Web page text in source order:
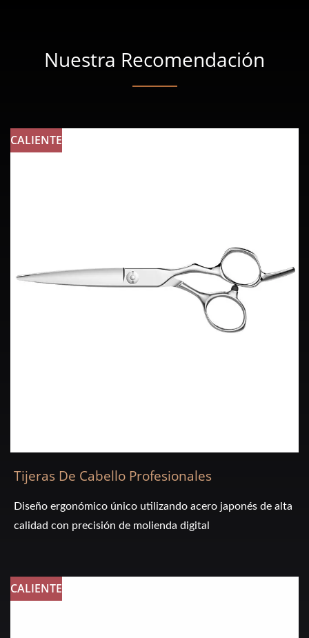
Nuestra Recomendación
CALIENTE
Tijeras De Cabello Profesionales
Diseño ergonómico único utilizando acero japonés de alta
calidad con precisión de molienda digital
CALIENTE